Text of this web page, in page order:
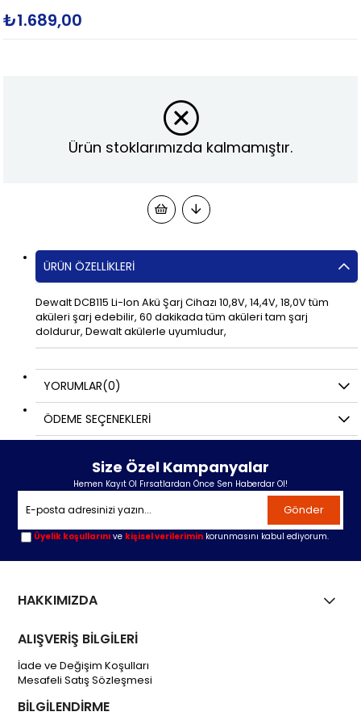
₺1.689,00
Ürün stoklarımızda kalmamıştır.
ÜRÜN ÖZELLIKLERI
Dewalt DCB115 Li-Ion Akü Şarj Cihazı 10,8V, 14,4V, 18,0V tüm
aküleri şarj edebilir, 60 dakikada tüm aküleri tam şarj
doldurur, Dewalt akülerle uyumludur,
YORUMLAR(0)
ÖDEME SEÇENEKLERI
Size Özel Kampanyalar
Hemen Kayıt Ol Fırsatlardan Önce Sen Haberdar Ol!
Gönder
Üyelik koşullarını ve kişisel verilerimin korunmasını kabul ediyorum.
HAKKIMIZDA
ALIŞVERİŞ BİLGİLERİ
İade ve Değişim Koşulları
Mesafeli Satış Sözleşmesi
BİLGİLENDİRME